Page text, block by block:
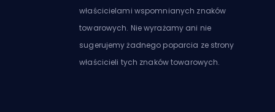
właścicielami wspomnianych znaków
towarowych. Nie wyrażamy ani nie
sugerujemy żadnego poparcia ze strony
właścicieli tych znaków towarowych.